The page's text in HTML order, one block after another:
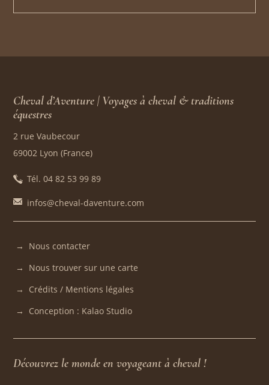
Cheval d’Aventure | Voyages à cheval & traditions
équestres
2 rue Vaubecour
69002 Lyon (France)
Tél. 04 82 53 99 89
infos@cheval-daventure.com
Nous contacter
Nous trouver sur une carte
Crédits / Mentions légales
Conception : Kalao Studio
Découvrez le monde en voyageant à cheval !